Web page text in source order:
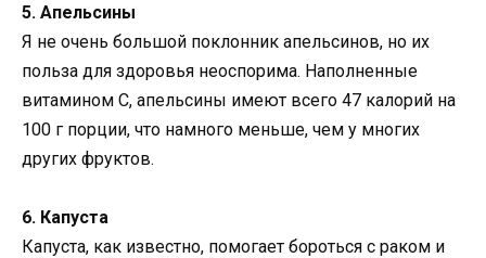
5. Апельсины
Я не очень большой поклонник апельсинов, но их
польза для здоровья неоспорима. Наполненные
витамином С, апельсины имеют всего 47 калорий на
100 г порции, что намного меньше, чем у многих
других фруктов.
6. Капуста
Капуста, как известно, помогает бороться с раком и